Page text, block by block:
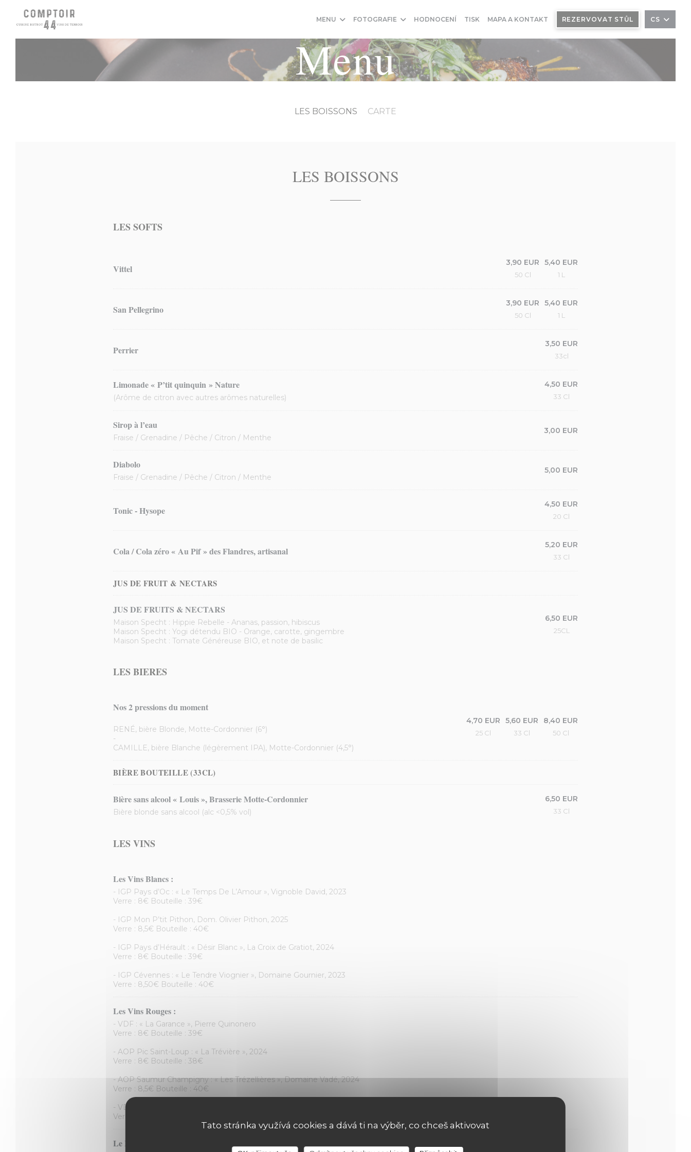
Panel pro správu cookies
Tato stránka využívá cookies a dává ti na výběr, co chceš aktivovat
MENU FOTOGRAFIE HODNOCENÍ TISK MAPA A KONTAKT REZERVOVAT STŮL CS
Menu
LES BOISSONS CARTE
LES BOISSONS
LES SOFTS
Vittel
3,90 EUR
50 Cl
5,40 EUR
1 L
San Pellegrino
3,90 EUR
50 Cl
5,40 EUR
1 L
Perrier
3,50 EUR
33cl
Limonade « P’tit quinquin » Nature
(Arôme de citron avec autres arômes naturelles)
4,50 EUR
33 Cl
Sirop à l’eau
Fraise / Grenadine / Pêche / Citron / Menthe
3,00 EUR
Diabolo
Fraise / Grenadine / Pêche / Citron / Menthe
5,00 EUR
Tonic - Hysope
4,50 EUR
20 Cl
Cola / Cola zéro « Au Pif » des Flandres, artisanal
5,20 EUR
33 Cl
JUS DE FRUIT & NECTARS
JUS DE FRUITS & NECTARS
Maison Specht : Hippie Rebelle - Ananas, passion, hibiscus
Maison Specht : Yogi détendu BIO - Orange, carotte, gingembre
Maison Specht : Tomate Généreuse BIO, et note de basilic
6,50 EUR
25CL
LES BIERES
Nos 2 pressions du moment
RENÉ, bière Blonde, Motte-Cordonnier (6°)
-
CAMILLE, bière Blanche (légèrement IPA), Motte-Cordonnier (4,5°)
4,70 EUR
25 Cl
5,60 EUR
33 Cl
8,40 EUR
50 Cl
BIÈRE BOUTEILLE (33CL)
Bière sans alcool « Louis », Brasserie Motte-Cordonnier
Bière blonde sans alcool (alc <0,5% vol)
6,50 EUR
33 Cl
LES VINS
Les Vins Blancs :
- IGP Pays d’Oc : « Le Temps De L’Amour », Vignoble David, 2023
Verre : 8€ Bouteille : 39€
- IGP Mon P’tit Pithon, Dom. Olivier Pithon, 2025
Verre : 8,5€ Bouteille : 40€
- IGP Pays d’Hérault : « Désir Blanc », La Croix de Gratiot, 2024
Verre : 8€ Bouteille : 39€
- IGP Cévennes : « Le Tendre Viognier », Domaine Gournier, 2023
Verre : 8,50€ Bouteille : 40€
Les Vins Rouges :
- VDF : « La Garance », Pierre Quinonero
Verre : 8€ Bouteille : 39€
- AOP Pic Saint-Loup : « La Trévière », 2024
Verre : 8€ Bouteille : 38€
- AOP Saumur Champigny : « Les Trézellières », Domaine Vadé, 2024
Verre : 8,5€ Bouteille : 40€
- VDF : « You Fuck My Wine », Mas Del Périé, Fabien Jouves 2024
Verre : 8,5€ Bouteille : 41€
Le Rosé :